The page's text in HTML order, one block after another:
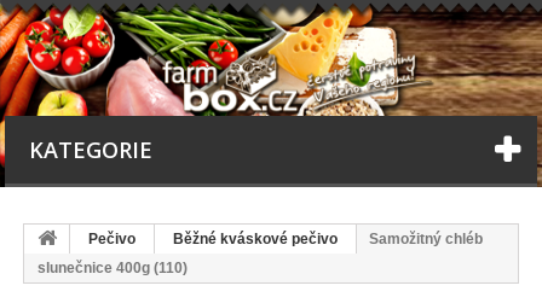
KATEGORIE
Pečivo Běžné kváskové pečivo
Samožitný chléb
slunečnice 400g (110)